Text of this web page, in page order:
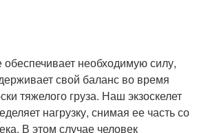
необходимую силу,
свой баланс во время
тяжелого груза. Наш экзоскелет
нагрузку, снимая ее часть со
В этом случае человек